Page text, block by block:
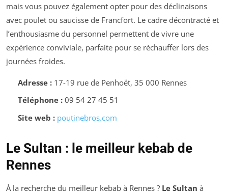
mais vous pouvez également opter pour des déclinaisons
avec poulet ou saucisse de Francfort. Le cadre décontracté et
l’enthousiasme du personnel permettent de vivre une
expérience conviviale, parfaite pour se réchauffer lors des
journées froides.
Adresse :17-19 rue de Penhoët, 35 000 Rennes
Téléphone :09 54 27 45 51
Site web : poutinebros.com
Le Sultan : le meilleur kebab de
Rennes
À la recherche du meilleur kebab à Rennes ? Le Sultan à